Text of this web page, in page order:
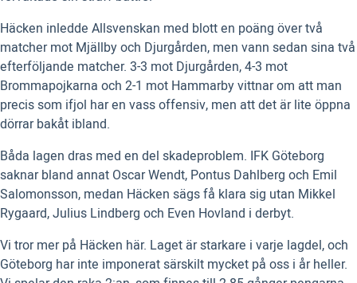
Häcken inledde Allsvenskan med blott en poäng över två
matcher mot Mjällby och Djurgården, men vann sedan sina två
efterföljande matcher. 3-3 mot Djurgården, 4-3 mot
Brommapojkarna och 2-1 mot Hammarby vittnar om att man
precis som ifjol har en vass offensiv, men att det är lite öppna
dörrar bakåt ibland.
Båda lagen dras med en del skadeproblem. IFK Göteborg
saknar bland annat Oscar Wendt, Pontus Dahlberg och Emil
Salomonsson, medan Häcken sägs få klara sig utan Mikkel
Rygaard, Julius Lindberg och Even Hovland i derbyt.
Vi tror mer på Häcken här. Laget är starkare i varje lagdel, och
Göteborg har inte imponerat särskilt mycket på oss i år heller.